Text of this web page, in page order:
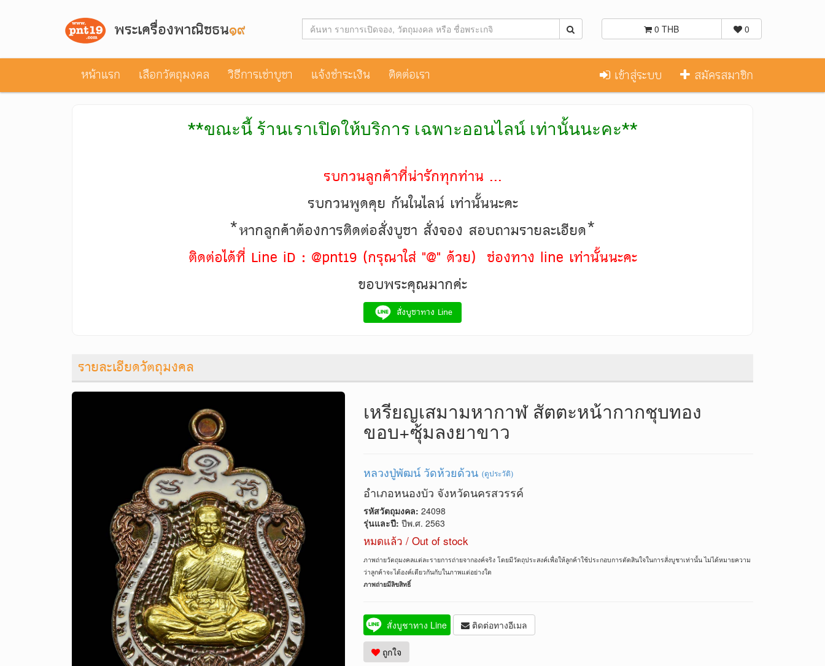
พระเครื่องพาณิชธน๑๙ 0 THB 0
หน้าแรก เลือกวัตถุมงคล วิธีการเช่าบูชา แจ้งชำระเงิน ติดต่อเรา เข้าสู่ระบบ สมัครสมาชิก
**ขณะนี้ ร้านเราเปิดให้บริการ เฉพาะออนไลน์ เท่านั้นนะคะ**
รบกวนลูกค้าที่น่ารักทุกท่าน ...
รบกวนพูดคุย กันในไลน์ เท่านั้นนะคะ
*หากลูกค้าต้องการติดต่อสั่งบูชา สั่งจอง สอบถามรายละเอียด*
ติดต่อได้ที่ Line iD : @pnt19 (กรุณาใส่ "@" ด้วย) ช่องทาง line เท่านั้นนะคะ
ขอบพระคุณมากค่ะ
สั่งบูชาทาง Line
รายละเอียดวัตถุมงคล
เหรียญเสมามหากาฬ สัตตะหน้ากากชุบทอง
ขอบ+ซุ้มลงยาขาว
หลวงปู่พัฒน์ วัดห้วยด้วน (ดูประวัติ)
อำเภอหนองบัว จังหวัดนครสวรรค์
รหัสวัตถุมงคล: 24098
รุ่นและปี: ปีพ.ศ. 2563
หมดแล้ว / Out of stock
ภาพถ่ายวัตถุมงคลแต่ละรายการถ่ายจากองค์จริง โดยมีวัตถุประสงค์เพื่อให้ลูกค้าใช้ประกอบการตัดสินใจในการสั่งบูชาเท่านั้น ไม่ได้หมายความ
ว่าลูกค้าจะได้องค์เดียวกันกับในภาพแต่อย่างใด
ภาพถ่ายมีลิขสิทธิ์
สั่งบูชาทาง Line ติดต่อทางอีเมล
ถูกใจ